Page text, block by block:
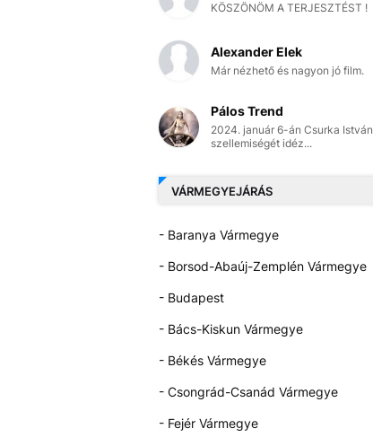
KÖSZÖNÖM A TERJESZTÉST !
Alexander Elek
Már nézhető és nagyon jó film.
Pálos Trend
2024. január 6-án Csurka István
szellemiségét idéz...
VÁRMEGYEJÁRÁS
- Baranya Vármegye
- Borsod-Abaúj-Zemplén Vármegye
- Budapest
- Bács-Kiskun Vármegye
- Békés Vármegye
- Csongrád-Csanád Vármegye
- Fejér Vármegye